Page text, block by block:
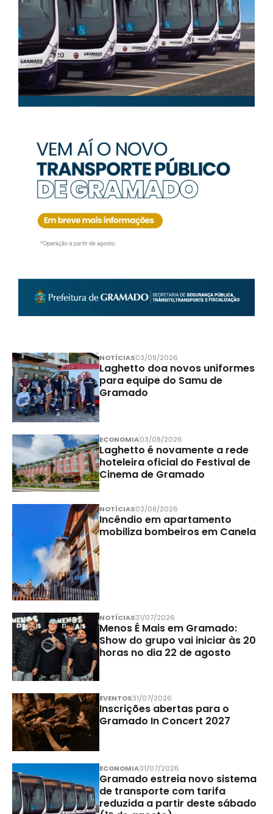
NOTÍCIAS03/08/2026
Laghetto doa novos uniformes
para equipe do Samu de
Gramado
ECONOMIA03/08/2026
Laghetto é novamente a rede
hoteleira oficial do Festival de
Cinema de Gramado
NOTÍCIAS02/08/2026
Incêndio em apartamento
mobiliza bombeiros em Canela
NOTÍCIAS31/07/2026
Menos É Mais em Gramado:
Show do grupo vai iniciar às 20
horas no dia 22 de agosto
EVENTOS31/07/2026
Inscrições abertas para o
Gramado In Concert 2027
ECONOMIA31/07/2026
Gramado estreia novo sistema
de transporte com tarifa
reduzida a partir deste sábado